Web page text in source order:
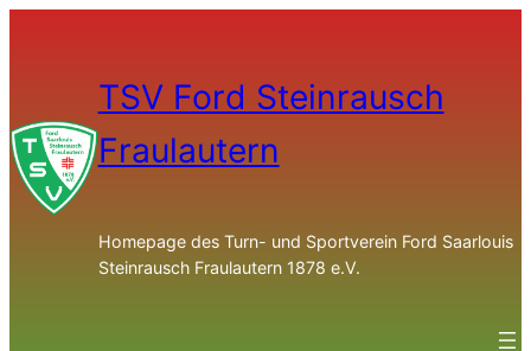
TSV Ford Steinrausch
Fraulautern
Homepage des Turn- und Sportverein Ford Saarlouis
Steinrausch Fraulautern 1878 e.V.